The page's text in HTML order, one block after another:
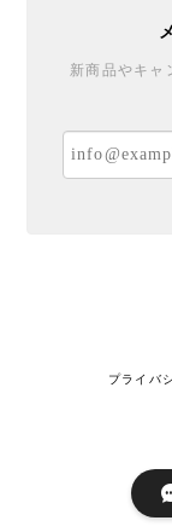
新商品やキャ
プライバ